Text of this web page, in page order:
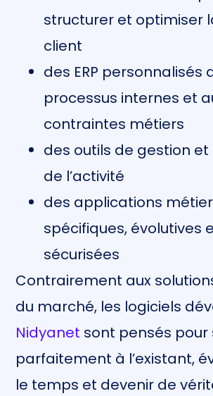
structurer et optimiser
client
des ERP personnalisés
processus internes et
contraintes métiers
des outils de gestion
de l’activité
des applications
spécifiques, évolutives
sécurisées
Contrairement aux
du marché, les logiciels
Nidyanet sont pensés pour
parfaitement à l’existant,
le temps et devenir de